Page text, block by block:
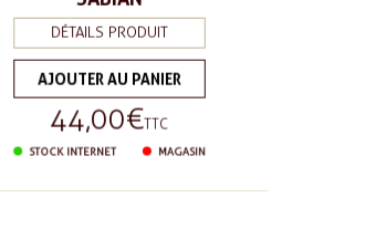
DÉTAILS PRODUIT
AJOUTER AU PANIER
Prix
44,00 €TTC
STOCK INTERNET MAGASIN